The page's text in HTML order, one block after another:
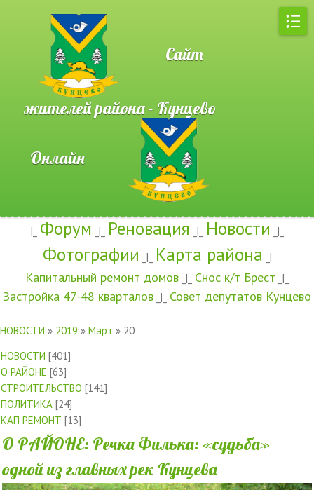
Сайт
жителей района - Кунцево
Онлайн
|_ Форум _|_ Реновация _|_ Новости _|_
Фотографии _|_ Карта района _|
Капитальный ремонт домов _|_ Снос к/т Брест _|_
Застройка 47-48 кварталов _|_ Совет депутатов Кунцево
НОВОСТИ » 2019 » Март » 20
НОВОСТИ [401]
О РАЙОНЕ [63]
СТРОИТЕЛЬСТВО [141]
ПОЛИТИКА [24]
КАП РЕМОНТ [13]
О РАЙОНЕ: Речка Филька: «судьба»
одной из главных рек Кунцева